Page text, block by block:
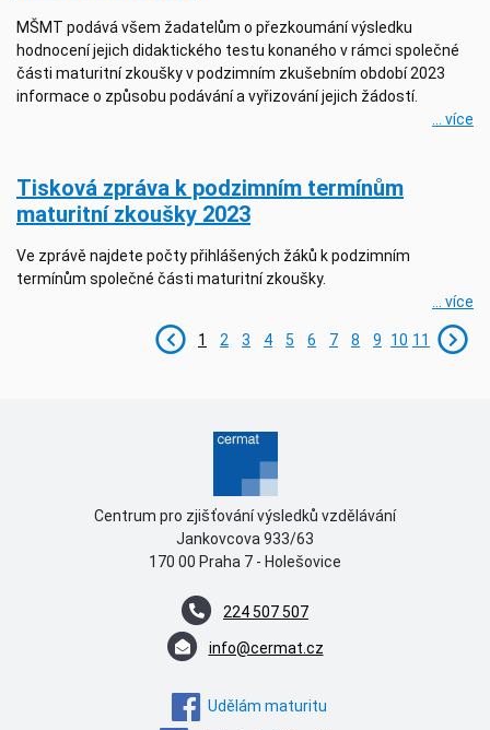
MŠMT podává všem žadatelům o přezkoumání výsledku
hodnocení jejich didaktického testu konaného v rámci společné
části maturitní zkoušky v podzimním zkušebním období 2023
informace o způsobu podávání a vyřizování jejich žádostí.
... více
Tisková zpráva k podzimním termínům
maturitní zkoušky 2023
Ve zprávě najdete počty přihlášených žáků k podzimním
termínům společné části maturitní zkoušky.
... více
1 2 3 4 5 6 7 8 9 10 11
Centrum pro zjišťování výsledků vzdělávání
Jankovcova 933/63
170 00 Praha 7 - Holešovice
224 507 507
info@cermat.cz
Udělám maturitu